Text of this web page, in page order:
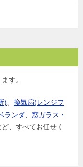
す。
)、 換気扇(レンジフ
ランダ、 窓ガラス・
ど、すべてお任せく